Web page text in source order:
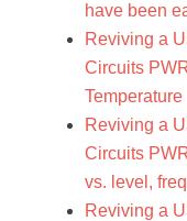
have been
Reviving a
Circuits
Temperature
Reviving a
Circuits
vs. level,
Reviving a